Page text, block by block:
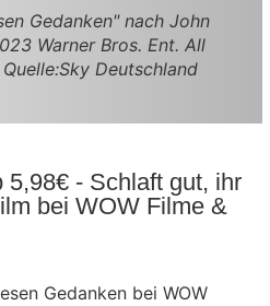
Gedanken" nach John
Warner Bros. Ent. All
Deutschland
5,98€ - Schlaft gut, ihr
bei WOW Filme &
Gedanken bei WOW